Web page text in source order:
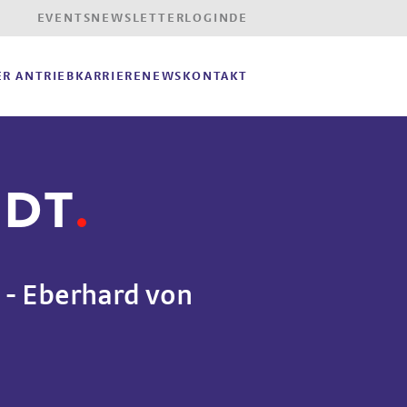
EVENTS NEWSLETTER LOGIN DE
ANTRIEB KARRIERE NEWS KONTAKT
Eberhard von